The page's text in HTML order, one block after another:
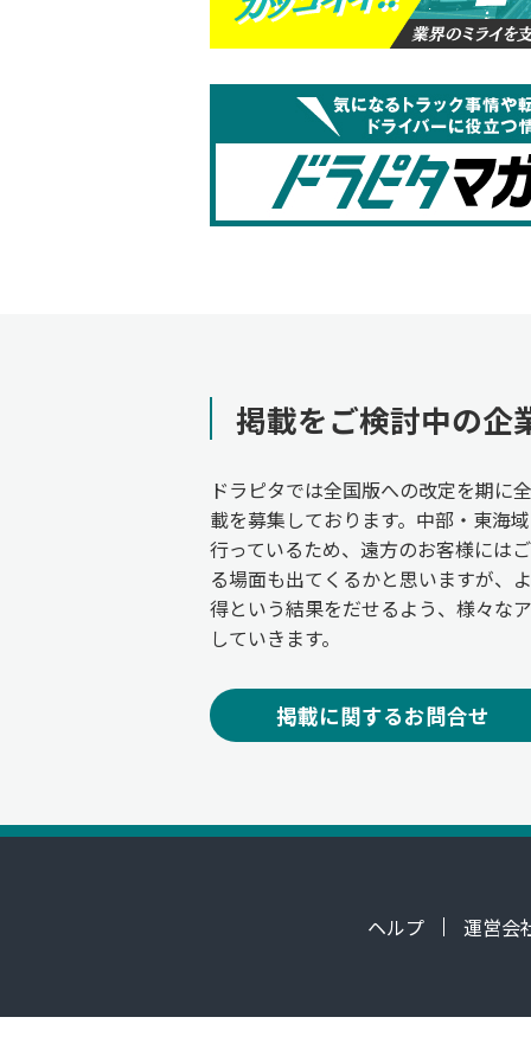
掲載をご検討中の企
ドラピタでは全国版への改定を期に
載を募集しております。中部・東海
行っているため、遠方のお客様には
る場面も出てくるかと思いますが、
得という結果をだせるよう、様々な
していきます。
掲載に関するお問合せ
ヘルプ 運営会